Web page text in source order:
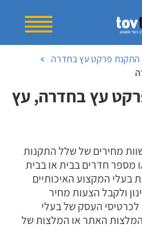
התקנת פרקט עץ בחדרה
עץ בחדרה, עץ
מחירים של שלל התקנות
מספר חדרים בבית או בבית
בעלי המקצוע האיכותיים
ולקבל הצעות מחיר
לכרטיסי העסק של בעלי
האתר או המלצות של